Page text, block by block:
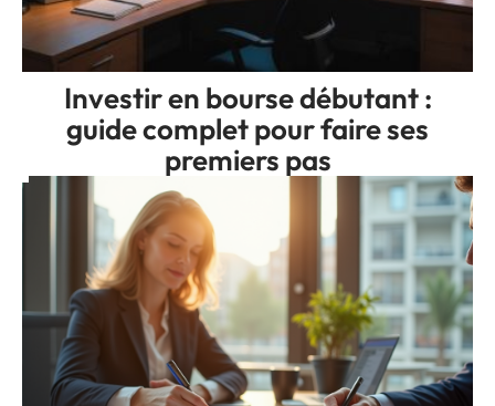
Investir en bourse débutant :
guide complet pour faire ses
premiers pas